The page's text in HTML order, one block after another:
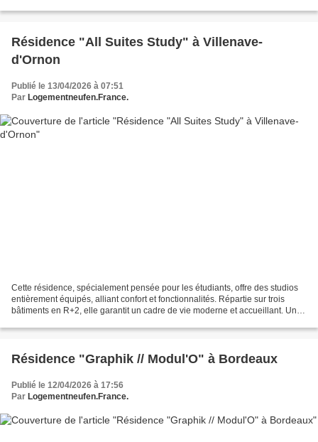
Résidence "All Suites Study" à Villenave-
d'Ornon
Publié le 13/04/2026 à 07:51
Par Logementneufen.France.
Cette résidence, spécialement pensée pour les étudiants, offre des studios
entièrement équipés, alliant confort et fonctionnalités. Répartie sur trois
bâtiments en R+2, elle garantit un cadre de vie moderne et accueillant. Un
Résidence "Graphik // Modul'O" à Bordeaux
Publié le 12/04/2026 à 17:56
Par Logementneufen.France.